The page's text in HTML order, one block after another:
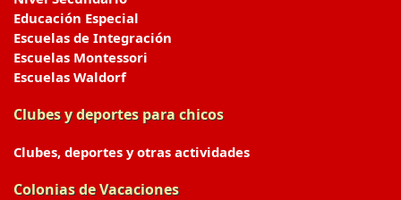
Educación Especial
Escuelas de Integración
Escuelas Montessori
Escuelas Waldorf
Clubes y deportes para chicos
Clubes, deportes y otras actividades
Colonias de Vacaciones